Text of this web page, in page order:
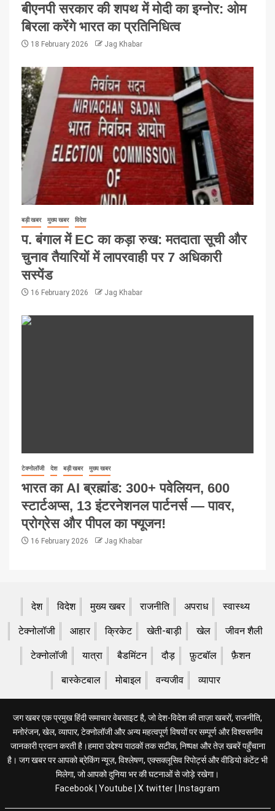
बीएनपी सरकार की शपथ में मोदी का इग्नोर: ओम
बिरला करेंगे भारत का प्रतिनिधित्व
18 February 2026 Jag Khabar
बड़ी खबर मुख्य खबर विदेश
प. बंगाल में EC का कड़ा रुख: मतदाता सूची और
चुनाव तैयारियों में लापरवाही पर 7 अधिकारी
सस्पेंड
16 February 2026 Jag Khabar
टेक्नोलॉजी देश बड़ी खबर मुख्य खबर
भारत का AI ब्रह्मांड: 300+ पवेलियन, 600
स्टार्टअप्स, 13 इंटरनेशनल पार्टनर्स — पावर,
प्रोग्रेस और पीपल का फ्यूजन!
16 February 2026 Jag Khabar
देश विदेश मुख्य खबर राजनीति अपराध स्वास्थ्य
टेक्नोलॉजी आहार क्रिकेट खेती-बाड़ी खेल जीवन शैली
टेक्नोलॉजी यात्रा बैडमिंटन दौड़ फ़ुटबॉल फ़ैशन
बास्केटबाल मोबाइल वन्यजीव व्यापार
जग खबर एक प्रमुख हिंदी समाचार वेबसाइट है, जो देश-विदेश की ताज़ा खबरों, राजनीति,
मनोरंजन, खेल, व्यापार, टेक्नोलॉजी और अन्य महत्वपूर्ण विषयों पर सम्पूर्ण और विश्वसनीय
जानकारी प्रदान करती है।हमारा उद्देश्य पाठकों तक सटीक, निष्पक्ष और तेज़ खबरें पहुँचाना
है। जग खबर पर आपको ब्रेकिंग न्यूज़, विश्लेषण, एक्सक्लूसिव रिपोर्ट्स और वीडियो कंटेंट भी
मिलेगा, जो आपको दुनिया भर की घटनाओं से जोड़े रखेगा।
Facebook Youtube X twitter Instagram